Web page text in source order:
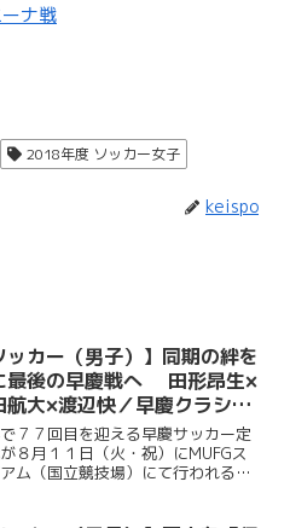
ナ戦
2018年度 ソッカー女子
keispo
ッカー（男子）】同期の絆を
最後の早慶戦へ 田形昂生×
航大×渡辺快／早慶クラシコ
２６直前企画第６弾
７７回目を迎える早慶サッカー定
８月１１日（火・祝）にMUFGス
ム（国立競技場）にて行われる。